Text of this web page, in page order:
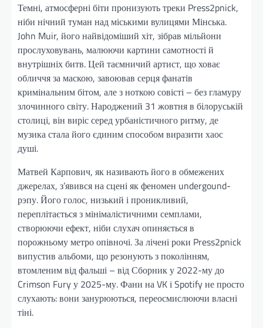
Темні, атмосферні біти пронизують треки Press2pnick,
ніби нічний туман над міськими вулицями Мінська.
John Muir, його найвідоміший хіт, зібрав мільйони
прослуховувань, малюючи картини самотності й
внутрішніх битв. Цей таємничий артист, що ховає
обличчя за маскою, завоював серця фанатів
кримінальним бітом, але з ноткою совісті – без гламуру
злочинного світу. Народжений 31 жовтня в білоруській
столиці, він виріс серед урбаністичного ритму, де
музика стала його єдиним способом виразити хаос
душі.
Матвей Карпович, як називають його в обмежених
джерелах, з’явився на сцені як феномен undergound-
рэпу. Його голос, низький і проникливий,
переплітається з мінімалістичними семплами,
створюючи ефект, ніби слухач опиняється в
порожньому метро опівночі. За лічені роки Press2pnick
випустив альбоми, що резонують з поколінням,
втомленим від фальші – від Сборник у 2022-му до
Crimson Fury у 2025-му. Фани на VK і Spotify не просто
слухають: вони занурюються, переосмислюючи власні
тіні.